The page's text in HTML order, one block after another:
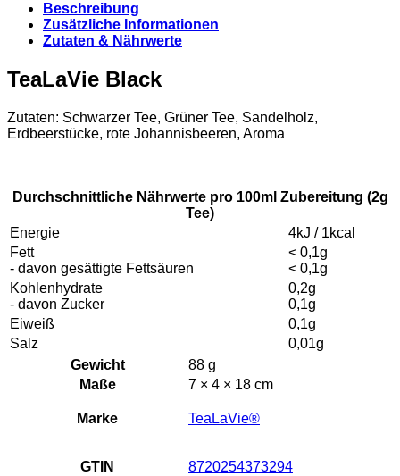
Beschreibung
Zusätzliche Informationen
Zutaten & Nährwerte
TeaLaVie Black
Zutaten: Schwarzer Tee, Grüner Tee, Sandelholz,
Erdbeerstücke, rote Johannisbeeren, Aroma
Durchschnittliche Nährwerte pro 100ml Zubereitung (2g
Tee)
Energie
4kJ / 1kcal
Fett
- davon gesättigte Fettsäuren
< 0,1g
< 0,1g
Kohlenhydrate
- davon Zucker
0,2g
0,1g
Eiweiß
0,1g
Salz
0,01g
Gewicht
88 g
Maße
7 × 4 × 18 cm
Marke TeaLaVie®
GTIN 8720254373294